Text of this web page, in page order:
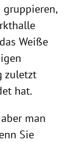
Weiße
zuletzt
hat.
man
Sie